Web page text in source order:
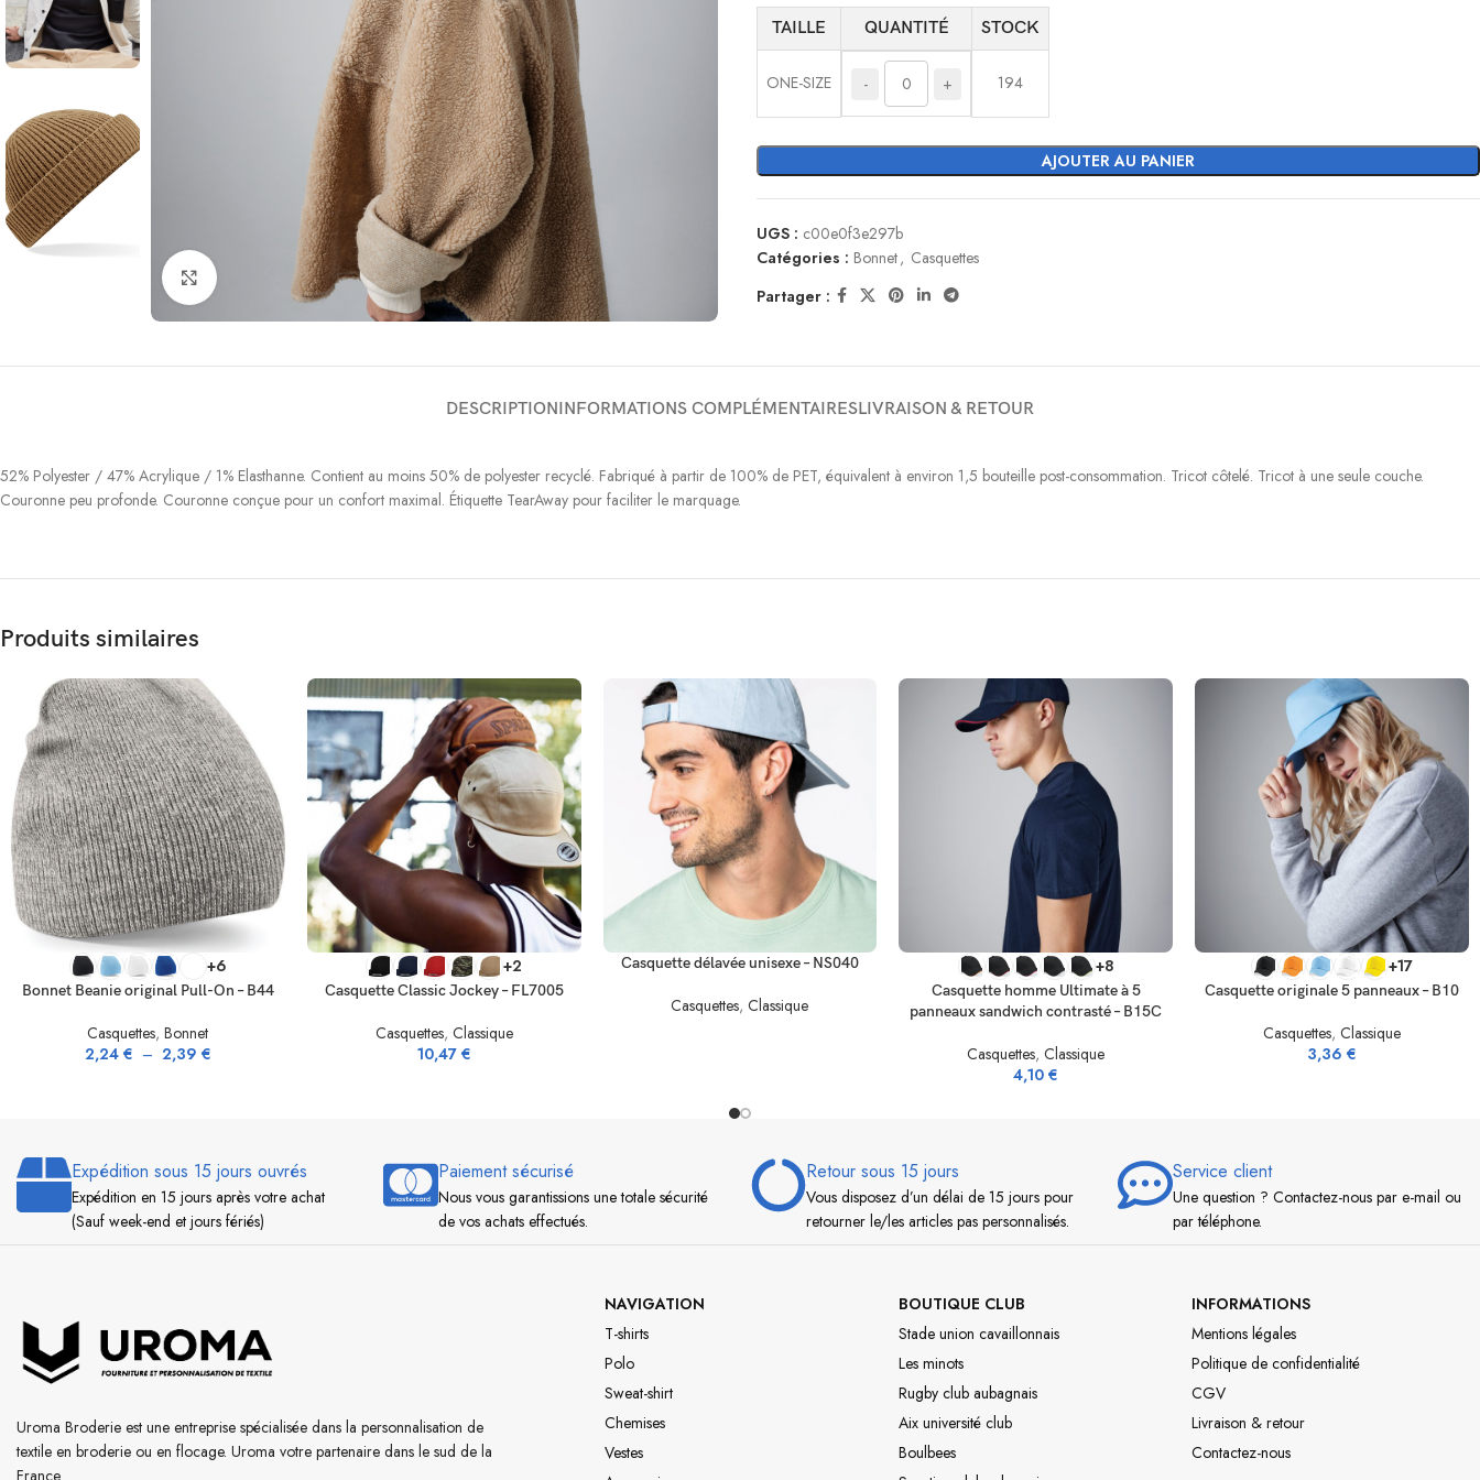
Click to enlarge
TAILLE QUANTITÉ STOCK
ONE-SIZE - + 194
AJOUTER AU PANIER
UGS : c00e0f3e297b
Catégories : Bonnet, Casquettes
Partager :
DESCRIPTIONINFORMATIONS COMPLÉMENTAIRESLIVRAISON & RETOUR
52% Polyester / 47% Acrylique / 1% Elasthanne. Contient au moins 50% de polyester recyclé. Fabriqué à partir de 100% de PET, équivalent à environ 1,5 bouteille post-consommation. Tricot côtelé. Tricot à une seule couche.
Couronne peu profonde. Couronne conçue pour un confort maximal. Étiquette TearAway pour faciliter le marquage.
Produits similaires
CHOIX DES OPTIONS +6
Bonnet Beanie original Pull-On – B44
Casquettes,Bonnet
2,24 € – 2,39 €
SELECT OPTIONS +2
Casquette Classic Jockey – FL7005
Casquettes, Classique
10,47 €
SELECT OPTIONS
Casquette délavée unisexe – NS040
Casquettes, Classique
SELECT OPTIONS +8
Casquette homme Ultimate à 5
panneaux sandwich contrasté – B15C
Casquettes, Classique
4,10€
SELECT OPTIONS +17
Casquette originale 5 panneaux – B10
Casquettes, Classique
3,36€
Expédition sous 15 jours ouvrés
Expédition en 15 jours après votre achat
(Sauf week-end et jours fériés)
Paiement sécurisé
Nous vous garantissions une totale sécurité
de vos achats effectués.
Retour sous 15 jours
Vous disposez d’un délai de 15 jours pour
retourner le/les articles pas personnalisés.
Service client
Une question ? Contactez-nous par e-mail ou
par téléphone.
Uroma Broderie est une entreprise spécialisée dans la personnalisation de
textile en broderie ou en flocage. Uroma votre partenaire dans le sud de la
NAVIGATION
T-shirts
Polo
Sweat-shirt
Chemises
Vestes
BOUTIQUE CLUB
Stade union cavaillonnais
Les minots
Rugby club aubagnais
Aix université club
Boulbees
INFORMATIONS
Mentions légales
Politique de confidentialité
CGV
Livraison & retour
Contactez-nous